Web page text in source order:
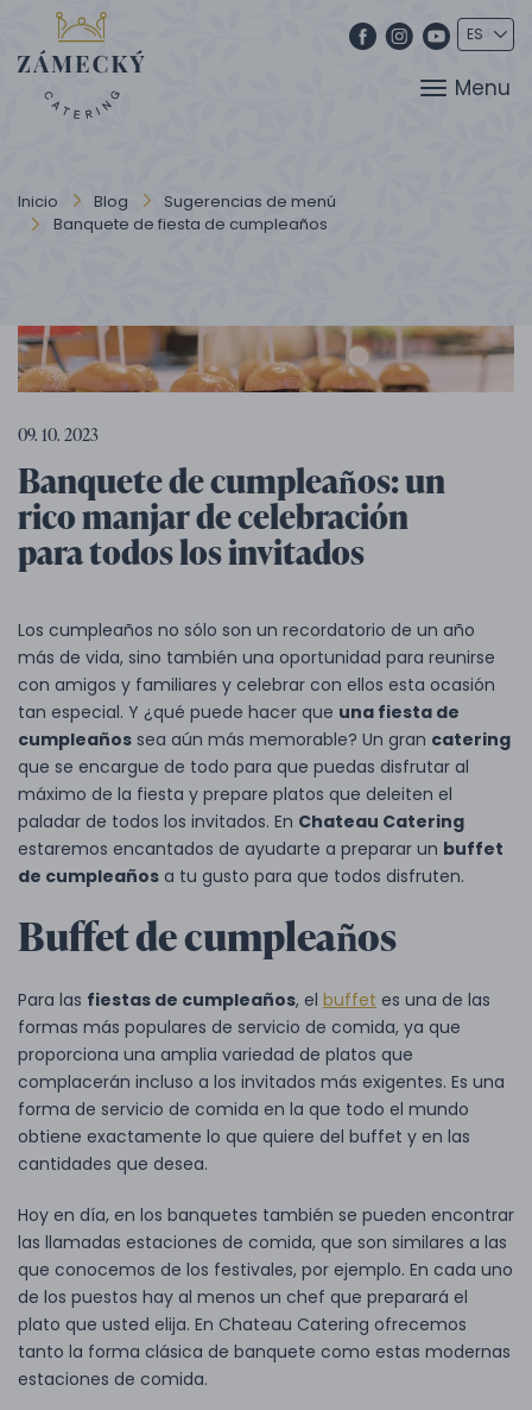
Menu
Inicio Blog
Sugerencias de menú
Banquete de fiesta de cumpleaños
09. 10. 2023
Banquete de cumpleaños: un
rico manjar de celebración
para todos los invitados
Los cumpleaños no sólo son un recordatorio de un año
más de vida, sino también una oportunidad para reunirse
con amigos y familiares y celebrar con ellos esta ocasión
tan especial. Y ¿qué puede hacer que una fiesta de
cumpleaños sea aún más memorable? Un gran catering
que se encargue de todo para que puedas disfrutar al
máximo de la fiesta y prepare platos que deleiten el
paladar de todos los invitados. En Chateau Catering
estaremos encantados de ayudarte a preparar un buffet
de cumpleaños a tu gusto para que todos disfruten.
Buffet de cumpleaños
Para las fiestas de cumpleaños, el buffet es una de las
formas más populares de servicio de comida, ya que
proporciona una amplia variedad de platos que
complacerán incluso a los invitados más exigentes. Es una
forma de servicio de comida en la que todo el mundo
obtiene exactamente lo que quiere del buffet y en las
cantidades que desea.
Hoy en día, en los banquetes también se pueden encontrar
las llamadas estaciones de comida, que son similares a las
que conocemos de los festivales, por ejemplo. En cada uno
de los puestos hay al menos un chef que preparará el
plato que usted elija. En Chateau Catering ofrecemos
tanto la forma clásica de banquete como estas modernas
estaciones de comida.